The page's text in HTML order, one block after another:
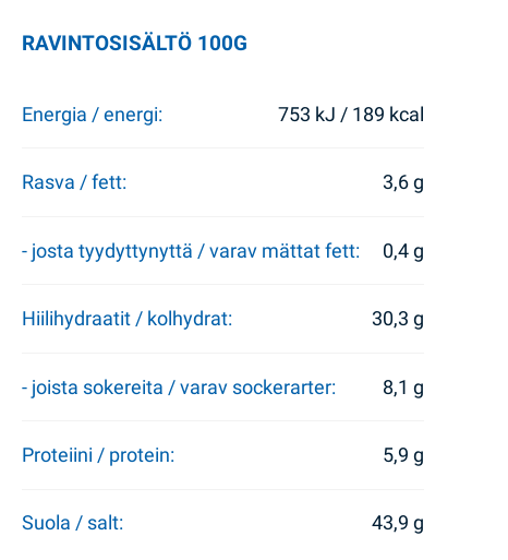
RAVINTOSISÄLTÖ 100G
Energia / energi: 753 kJ / 189 kcal
Rasva / fett: 3,6 g
- josta tyydyttynyttä / varav mättat fett: 0,4 g
Hiilihydraatit / kolhydrat: 30,3 g
- joista sokereita / varav sockerarter: 8,1 g
Proteiini / protein: 5,9 g
Suola / salt: 43,9 g